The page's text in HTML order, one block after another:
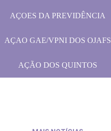
AÇOES DA PREVIDÊNCIA
AÇAO GAE/VPNI DOS OJAFS
AÇÃO DOS QUINTOS